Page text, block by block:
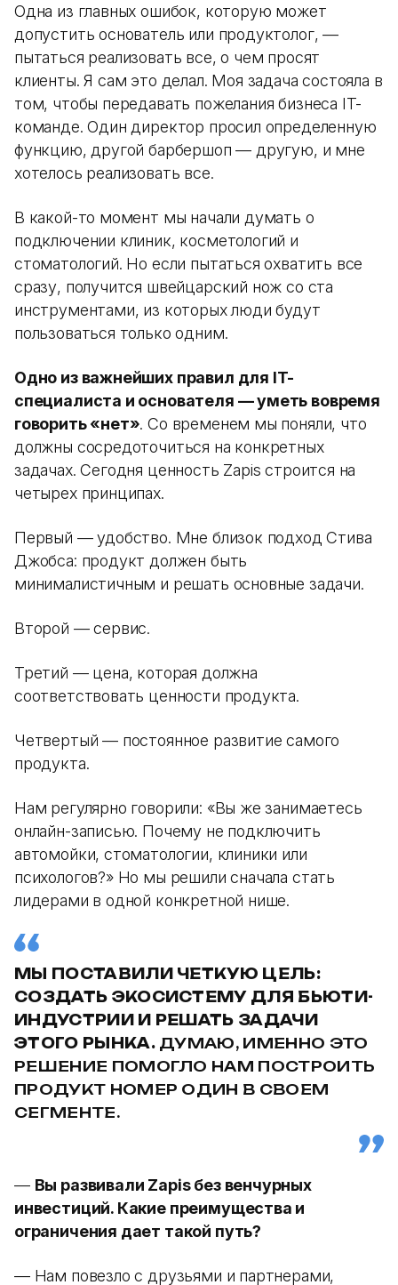
Одна из главных ошибок, которую может
допустить основатель или продуктолог, —
пытаться реализовать все, о чем просят
клиенты. Я сам это делал. Моя задача состояла в
том, чтобы передавать пожелания бизнеса IT-
команде. Один директор просил определенную
функцию, другой барбершоп — другую, и мне
хотелось реализовать все.
В какой-то момент мы начали думать о
подключении клиник, косметологий и
стоматологий. Но если пытаться охватить все
сразу, получится швейцарский нож со ста
инструментами, из которых люди будут
пользоваться только одним.
Одно из важнейших правил для IT-
специалиста и основателя — уметь вовремя
говорить «нет». Со временем мы поняли, что
должны сосредоточиться на конкретных
задачах. Сегодня ценность Zapis строится на
четырех принципах.
Первый — удобство. Мне близок подход Стива
Джобса: продукт должен быть
минималистичным и решать основные задачи.
Второй — сервис.
Третий — цена, которая должна
соответствовать ценности продукта.
Четвертый — постоянное развитие самого
продукта.
Нам регулярно говорили: «Вы же занимаетесь
онлайн-записью. Почему не подключить
автомойки, стоматологии, клиники или
психологов?» Но мы решили сначала стать
лидерами в одной конкретной нише.
МЫ ПОСТАВИЛИ ЧЕТКУЮ ЦЕЛЬ:
СОЗДАТЬ ЭКОСИСТЕМУ ДЛЯ БЬЮТИ-
ИНДУСТРИИ И РЕШАТЬ ЗАДАЧИ
ЭТОГО РЫНКА. ДУМАЮ, ИМЕННО ЭТО
РЕШЕНИЕ ПОМОГЛО НАМ ПОСТРОИТЬ
ПРОДУКТ НОМЕР ОДИН В СВОЕМ
СЕГМЕНТЕ.
— Вы развивали Zapis без венчурных
инвестиций. Какие преимущества и
ограничения дает такой путь?
— Нам повезло с друзьями и партнерами,